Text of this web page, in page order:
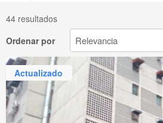
44 resultados
Ordenar por
Actualizado